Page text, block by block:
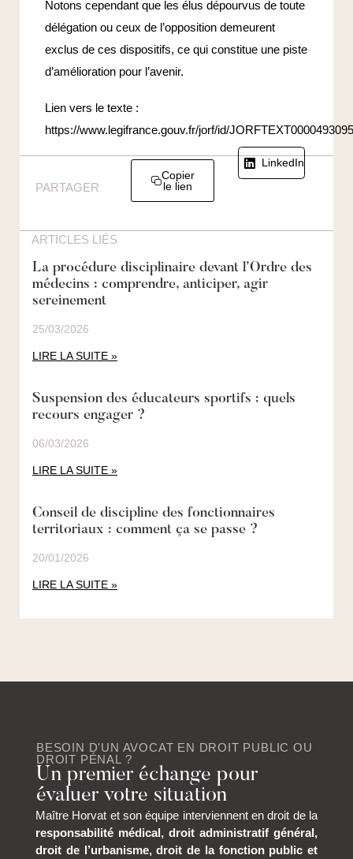
Notons cependant que les élus dépourvus de toute
délégation ou ceux de l’opposition demeurent
exclus de ces dispositifs, ce qui constitue une piste
d’amélioration pour l’avenir.
Lien vers le texte :
https://www.legifrance.gouv.fr/jorf/id/
PARTAGER
Copier
le lien
LinkedIn
ARTICLES LIÉS
La procédure disciplinaire devant l’Ordre des
médecins : comprendre, anticiper, agir
sereinement
25/03/2026
LIRE LA SUITE »
Suspension des éducateurs sportifs : quels
recours engager ?
06/03/2026
LIRE LA SUITE »
Conseil de discipline des fonctionnaires
territoriaux : comment ça se passe ?
20/01/2026
LIRE LA SUITE »
BESOIN D'UN AVOCAT EN DROIT PUBLIC OU
DROIT PÉNAL ?
Un premier échange pour
évaluer votre situation
Maître Horvat et son équipe interviennent en droit de la
responsabilité médical, droit administratif général,
droit de l’urbanisme, droit de la fonction public et